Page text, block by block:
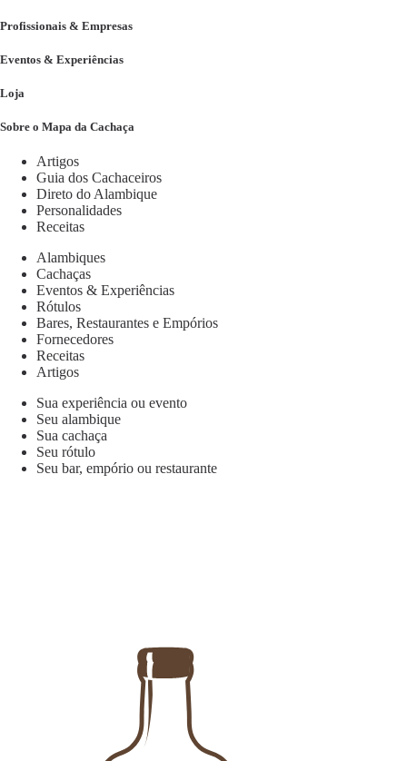
Profissionais & Empresas
Eventos & Experiências
Loja
Sobre o Mapa da Cachaça
Artigos
Guia dos Cachaceiros
Direto do Alambique
Personalidades
Receitas
Alambiques
Cachaças
Eventos & Experiências
Rótulos
Bares, Restaurantes e Empórios
Fornecedores
Receitas
Artigos
Sua experiência ou evento
Seu alambique
Sua cachaça
Seu rótulo
Seu bar, empório ou restaurante